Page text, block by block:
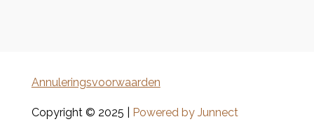
Annuleringsvoorwaarden
Copyright © 2025 | Powered by Junnect